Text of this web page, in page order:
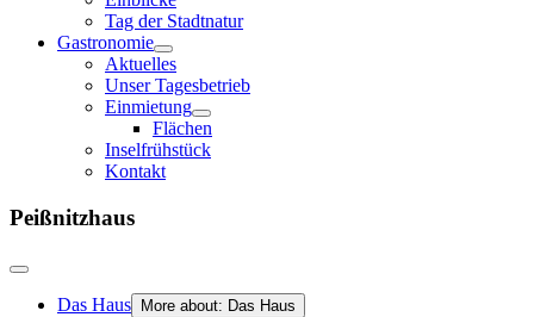
Tag der Stadtnatur
Gastronomie
Aktuelles
Unser Tagesbetrieb
Einmietung
Flächen
Inselfrühstück
Kontakt
Peißnitzhaus
Das Haus More about: Das Haus